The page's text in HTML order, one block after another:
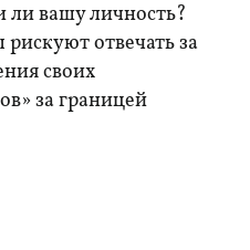
ли вашу личность?
отвечать за
своих
за границей